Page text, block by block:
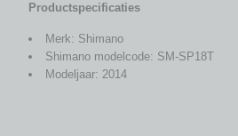
Productspecificaties
Merk: Shimano
Shimano modelcode: SM-SP18T
Modeljaar: 2014